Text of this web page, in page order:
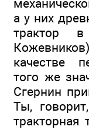
а у них
трактор
качестве
того же
Сгернин
Ты,
тракторная